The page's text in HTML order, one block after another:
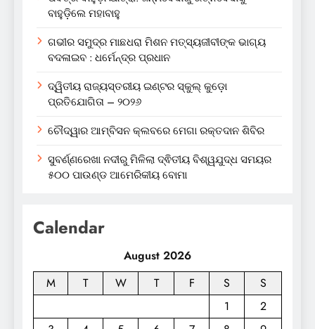
ବାହୁଡ଼ିଲେ ମହାବାହୁ
ଗଭୀର ସମୁଦ୍ର ମାଛଧରା ମିଶନ ମତ୍ସ୍ୟଜୀବୀଙ୍କ ଭାଗ୍ୟ
ବଦଳାଇବ : ଧର୍ମେନ୍ଦ୍ର ପ୍ରଧାନ
ଦ୍ୱିତୀୟ ରାଜ୍ୟସ୍ତରୀୟ ଇଣ୍ଟର ସ୍କୁଲ୍ କୁଡ଼ୋ
ପ୍ରତିଯୋଗିତା – ୨୦୨୬
ଚୌଦ୍ୱାର ଆମ୍ବିସନ କ୍ଲବରେ ମେଗା ରକ୍ତଦାନ ଶିବିର
ସୁବର୍ଣ୍ଣରେଖା ନଦୀରୁ ମିଳିଲା ଦ୍ଵିତୀୟ ବିଶ୍ୱଯୁଦ୍ଧ ସମୟର
୫୦୦ ପାଉଣ୍ଡ ଆମେରିକୀୟ ବୋମା
Calendar
August 2026
M
T W T F S
S
1
2